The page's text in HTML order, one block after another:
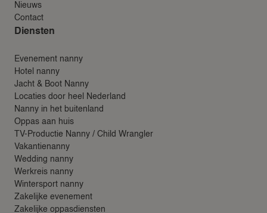
Nieuws
Contact
Diensten
Evenement nanny
Hotel nanny
Jacht & Boot Nanny
Locaties door heel Nederland
Nanny in het buitenland
Oppas aan huis
TV-Productie Nanny / Child Wrangler
Vakantienanny
Wedding nanny
Werkreis nanny
Wintersport nanny
Zakelijke evenement
Zakelijke oppasdiensten